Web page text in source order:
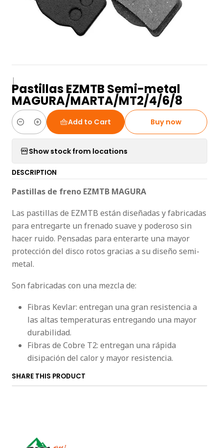
|
Pastillas EZMTB Semi-metal
MAGURA/MARTA/MT2/4/6/8
Quantity
Add to Cart Buy now
Show stock from locations
DESCRIPTION
Pastillas de freno EZMTB MAGURA
Las pastillas de EZMTB están diseñadas y fabricadas
para entregarte un frenado suave y poderoso sin
hacer ruido. Pensadas para enterarte una mayor
protección del disco rotos gracias a su diseño semi-
metal.
Son fabricadas con una mezcla de:
Fibras Kevlar: entregan una gran resistencia a
las altas temperaturas entregando una mayor
durabilidad.
Fibras de Cobre T2: entregan una rápida
disipación del calor y mayor resistencia.
SHARE THIS PRODUCT